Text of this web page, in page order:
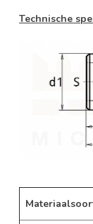
Technische